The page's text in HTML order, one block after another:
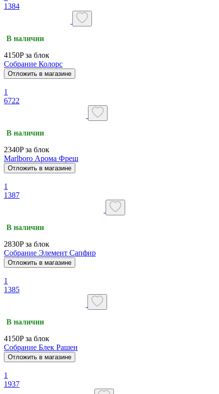
1384
В наличии
4150P за блок
Собрание Колорс
Отложить в магазине
1
6722
В наличии
2340P за блок
Marlboro Арома Фреш
Отложить в магазине
1
1387
В наличии
2830P за блок
Собрание Элемент Сапфир
Отложить в магазине
1
1385
В наличии
4150P за блок
Собрание Блек Рашен
Отложить в магазине
1
1937